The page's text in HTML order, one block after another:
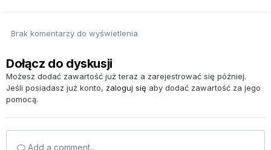
Brak komentarzy do wyświetlenia
Dołącz do dyskusji
Możesz dodać zawartość już teraz a zarejestrować się później.
Jeśli posiadasz już konto, zaloguj się aby dodać zawartość za jego
pomocą.
Add a comment...